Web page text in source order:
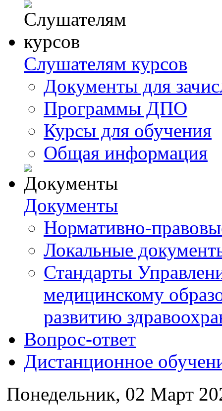
Слушателям курсов
Документы для
Программы ДПО
Курсы для обучения
Общая информация
Документы
Нормативно-
Локальные
Стандарты
медицинскому
развитию
Вопрос-ответ
Дистанционное
Понедельник, 02 Март